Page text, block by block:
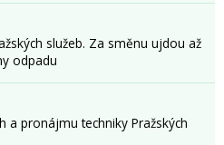
služeb. Za směnu ujdou až
odpadu
a pronájmu techniky Pražských